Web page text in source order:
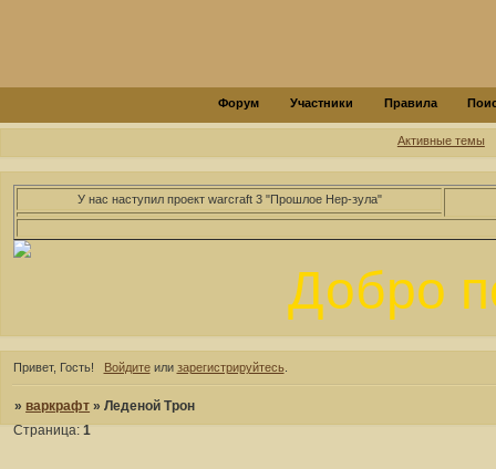
Форум Участники Правила
Активные темы
У нас наступил проект warcraft 3 "Прошлое Нер-зула"
Добро
Привет, Гость! Войдитеили зарегистрируйтесь.
» варкрафт »Леденой Трон
Страница:1